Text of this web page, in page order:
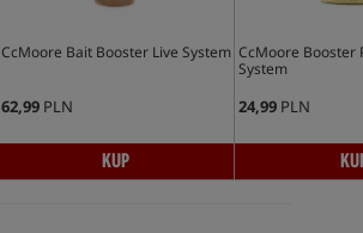
CcMoore Bait Booster Live System
62,99PLN
KUP
CcMoore Booster
System
24,99PLN